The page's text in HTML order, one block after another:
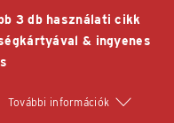
3 db használati cikk
& ingyenes
További információk